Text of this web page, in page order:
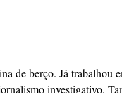
de berço. Já
investigativo.